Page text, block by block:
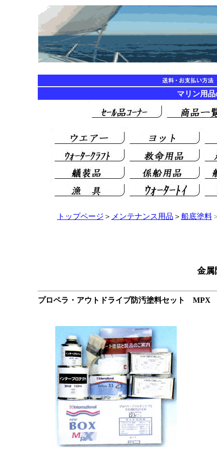
マリン用
トップページ ＞ メンテナンス用品 ＞ 船底塗料
金
プロペラ・アウトドライブ防汚塗料セット MPX